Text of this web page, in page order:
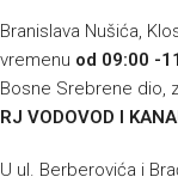
Branislava Nušića,
vremenu od 09:00 -
Bosne Srebrene dio,
RJ VODOVOD I
U ul. Berberovića i